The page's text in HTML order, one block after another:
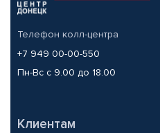
Телефон колл-центра
+7 949 00-00-550
Пн-Вс с 9.00 до 18.00
Клиентам